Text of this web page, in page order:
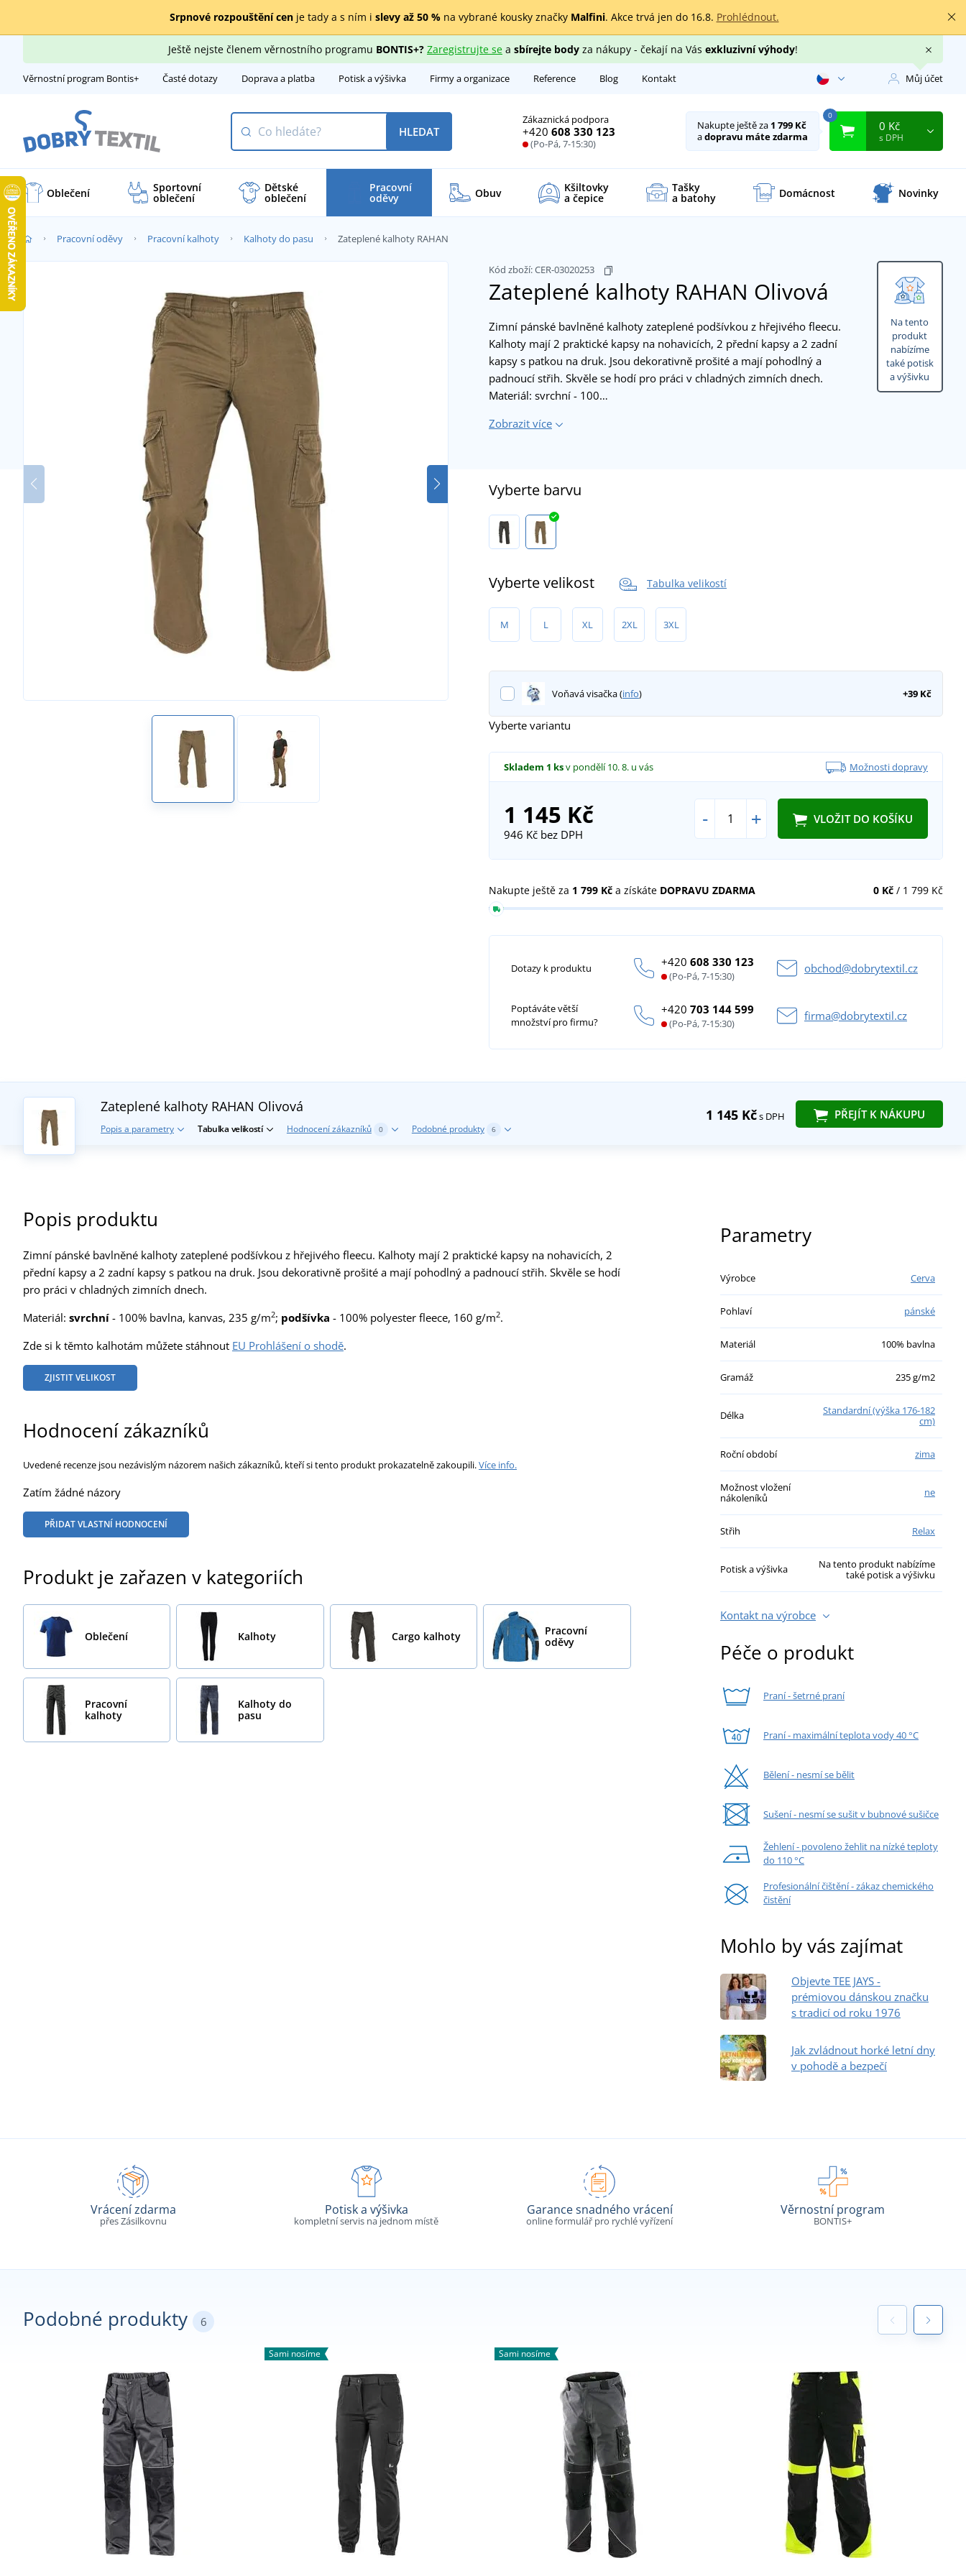
Srpnové rozpouštění cenje tady a s ním i slevy až 50 %na vybrané kousky značky Malfini. Akce trvá jen do 16.8. Prohlédnout.
Ještě nejste členem věrnostního programu BONTIS+? Zaregistrujte sea sbírejte bodyza nákupy - čekají na Vás exkluzivní výhody!
Věrnostní program Bontis+ Časté dotazy Doprava a platba Potisk a výšivka Firmy a organizace Reference Blog Kontakt Můj účet
Zákaznická podpora
+420 608 330 123
(Po-Pá, 7-15:30)
HLEDAT Nakupte ještě za 1 799 Kč
adopravu máte zdarma
0
0 Kč
s DPH
Oblečení Sportovní
oblečení
Dětské
oblečení
Pracovní
oděvy Obuv Kšiltovky
a čepice
Tašky
a batohy Domácnost Novinky
Pracovní oděvy Pracovní kalhoty Kalhoty do pasu Zateplené kalhoty RAHAN
Na tento
produkt
nabízíme
také potisk
a výšivku
Kód zboží:CER-03020253
Zateplené kalhoty RAHAN Olivová
Zimní pánské bavlněné kalhoty zateplené podšívkou z hřejivého fleecu.
Kalhoty mají 2 praktické kapsy na nohavicích, 2 přední kapsy a 2 zadní
kapsy s patkou na druk. Jsou dekorativně prošité a mají pohodlný a
padnoucí střih. Skvěle se hodí pro práci v chladných zimních dnech.
Materiál: svrchní - 100…
Zobrazit více
Vyberte barvu
Vyberte velikost Tabulka velikostí
M L XL 2XL 3XL
Voňavá visačka (info) +39 Kč
Vyberte variantu
Skladem 1 ksv pondělí 10. 8. u vás Možnosti dopravy
1 145 Kč
946 Kčbez DPH
- + VLOŽIT DO KOŠÍKU
0 Kč/ 1 799 Kč
Nakupte ještě za 1 799 Kč a získáte DOPRAVU ZDARMA
Dotazy k produktu +420608 330 123
(Po-Pá, 7-15:30)
obchod@dobrytextil.cz
Poptáváte větší
množství pro firmu?
+420703 144 599
(Po-Pá, 7-15:30)
firma@dobrytextil.cz
1 145 Kčs DPH PŘEJÍT K NÁKUPU
Zateplené kalhoty RAHAN Olivová
Popis a parametry Tabulka velikostí Hodnocení zákazníků 0 Podobné produkty 6
Popis produktu
Zimní pánské bavlněné kalhoty zateplené podšívkou z hřejivého fleecu. Kalhoty mají 2 praktické kapsy na nohavicích, 2
přední kapsy a 2 zadní kapsy s patkou na druk. Jsou dekorativně prošité a mají pohodlný a padnoucí střih. Skvěle se hodí
pro práci v chladných zimních dnech.
Materiál: svrchní - 100% bavlna, kanvas, 235 g/m2; podšívka - 100% polyester fleece, 160 g/m2.
Zde si k těmto kalhotám můžete stáhnout EU Prohlášení o shodě.
ZJISTIT VELIKOST
Hodnocení zákazníků
Uvedené recenze jsou nezávislým názorem našich zákazníků, kteří si tento produkt prokazatelně zakoupili.Více info.
Zatím žádné názory
PŘIDAT VLASTNÍ HODNOCENÍ
Produkt je zařazen v kategoriích
Oblečení Kalhoty Cargo kalhoty
Pracovní
oděvy
Pracovní
kalhoty
Kalhoty do
pasu
Parametry
Výrobce Cerva
Pohlaví pánské
Materiál 100% bavlna
Gramáž 235 g/m2
Délka
Standardní (výška 176-182
cm)
Roční období zima
Možnost vložení
nákoleníků
ne
Střih Relax
Potisk a výšivka
Na tento produkt nabízíme
také potisk a výšivku
Kontakt na výrobce
Péče o produkt
Praní - šetrné praní
Praní - maximální teplota vody 40 °C
Bělení - nesmí se bělit
Sušení - nesmí se sušit v bubnové sušičce
Žehlení - povoleno žehlit na nízké teploty
do 110 °C
Profesionální čištění - zákaz chemického
čistění
Mohlo by vás zajímat
Objevte TEE JAYS -
prémiovou dánskou značku
s tradicí od roku 1976
Jak zvládnout horké letní dny
v pohodě a bezpečí
Vrácení zdarma
přes Zásilkovnu
Potisk a výšivka
kompletní servis na jednom místě
Garance snadného vrácení
online formulář pro rychlé vyřízení
Věrnostní program
BONTIS+
Podobné produkty 6
Sami nosíme Sami nosíme